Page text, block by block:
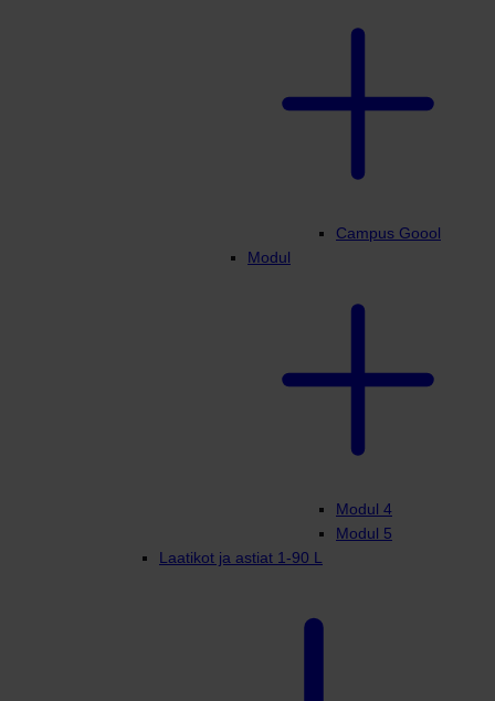
Campus Goool
Modul
Modul 4
Modul 5
Laatikot ja astiat 1-90 L